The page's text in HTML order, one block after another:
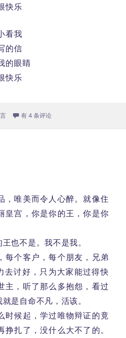
快乐
看我
的信
的眼睛
快乐
我很快乐
有 4 条评论
，唯美而令人心醉。就像住
皇宫，你是你的王，你是你
也不是。我不是我。
每个客户，每个朋友，兄弟
讨好，只为大家能过得快
主，听了那么多抱怨，看过
是自命不凡，活该。
时候起，学过唯物辩证的竟
扎了，没什么大不了的。